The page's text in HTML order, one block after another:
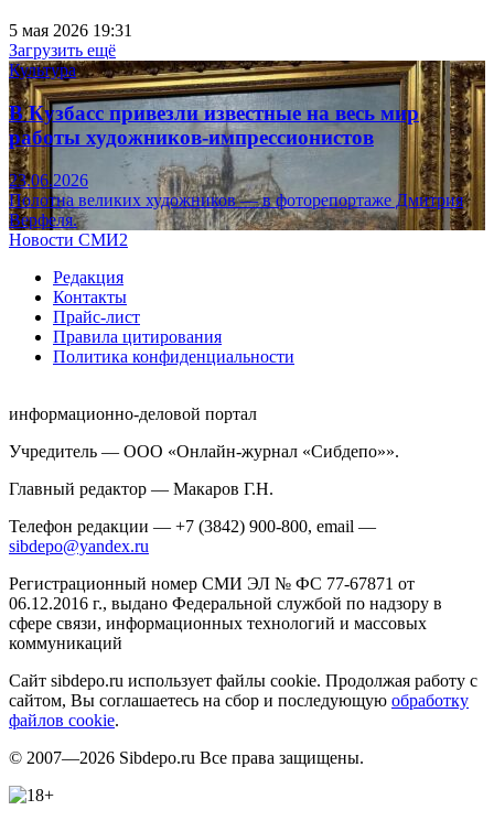
5 мая 2026 19:31
Загрузить ещё
Культура
В Кузбасс привезли известные на весь мир
работы художников-импрессионистов
23.06.2026
Полотна великих художников — в фоторепортаже Дмитрия
Верфеля.
Новости СМИ2
Редакция
Контакты
Прайс-лист
Правила цитирования
Политика конфиденциальности
информационно-деловой портал
Учредитель — ООО «Онлайн-журнал «Сибдепо»».
Главный редактор — Макаров Г.Н.
Телефон редакции — +7 (3842) 900-800, email —
sibdepo@yandex.ru
Регистрационный номер СМИ ЭЛ № ФС 77-67871 от
06.12.2016 г., выдано Федеральной службой по надзору в
сфере связи, информационных технологий и массовых
коммуникаций
Сайт sibdepo.ru использует файлы cookie. Продолжая работу с
сайтом, Вы соглашаетесь на сбор и последующую обработку
файлов cookie.
© 2007—2026 Sibdepo.ru Все права защищены.